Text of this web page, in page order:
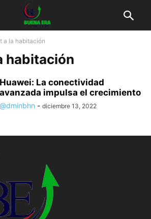
a la habitación
habitación
Huawei: La conectividad
avanzada impulsa el crecimiento
@dminbhn - diciembre 13, 2022